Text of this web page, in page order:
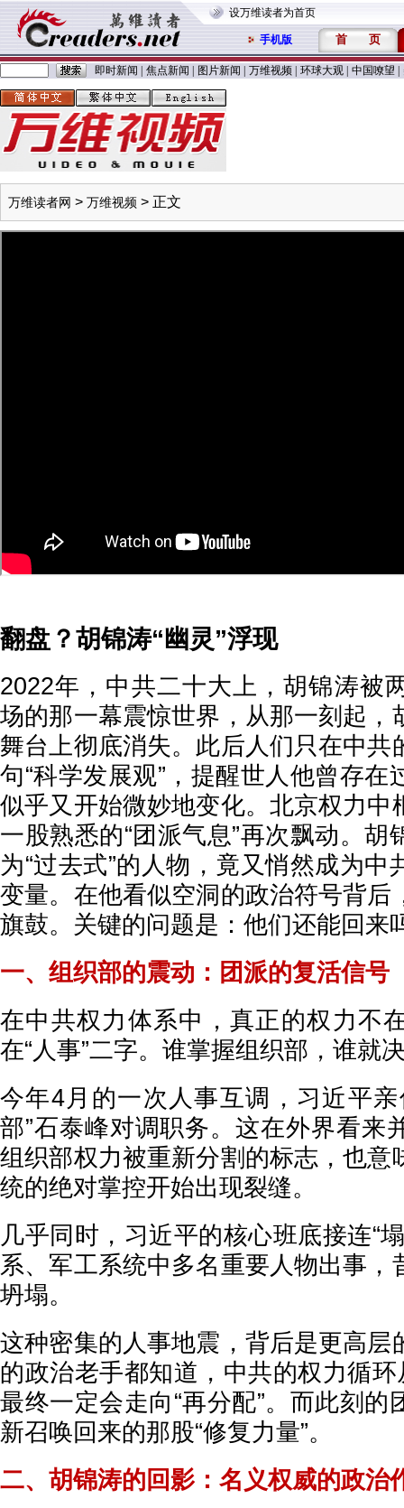
设万维读者为首页
手机版 首 页
即时新闻 焦点新闻 图片新闻 万维视频 环球大观 中国嘹望
万维读者网 > 万维视频 > 正文
翻盘？胡锦涛“幽灵”浮现
2022年，中共二十大上，胡锦涛被
场的那一幕震惊世界，从那一刻起，
舞台上彻底消失。此后人们只在中共
句“科学发展观”，提醒世人他曾存在
似乎又开始微妙地变化。北京权力中
一股熟悉的“团派气息”再次飘动。胡
为“过去式”的人物，竟又悄然成为中
变量。在他看似空洞的政治符号背后
旗鼓。关键的问题是：他们还能回来
一、组织部的震动：团派的复活信号
在中共权力体系中，真正的权力不
在“人事”二字。谁掌握组织部，谁就
今年4月的一次人事互调，习近平
部”石泰峰对调职务。这在外界看来
组织部权力被重新分割的标志，也意
统的绝对掌控开始出现裂缝。
几乎同时，习近平的核心班底接连“
系、军工系统中多名重要人物出事，
坍塌。
这种密集的人事地震，背后是更高层
的政治老手都知道，中共的权力循环
最终一定会走向“再分配”。而此刻的
新召唤回来的那股“修复力量”。
二、胡锦涛的回影：名义权威的政治